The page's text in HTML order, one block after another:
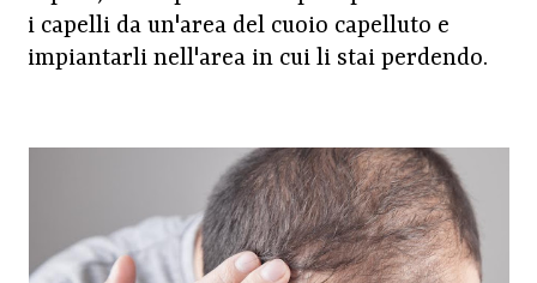
i capelli da un'area del cuoio capelluto e
impiantarli nell'area in cui li stai perdendo.